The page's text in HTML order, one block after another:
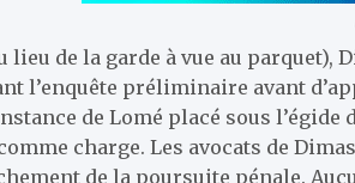
lieu de la garde à vue au parquet),
l’enquête préliminaire avant
de Lomé placé sous
charge. Les avocats de
de la poursuite pénale.